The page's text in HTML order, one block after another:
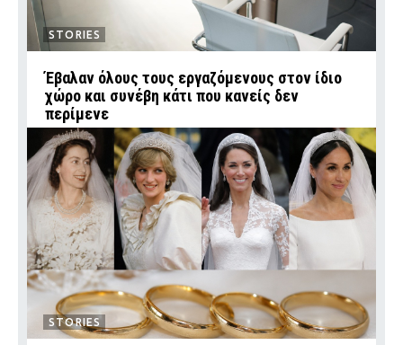
STORIES
Έβαλαν όλους τους εργαζόμενους στον ίδιο
χώρο και συνέβη κάτι που κανείς δεν
περίμενε
STORIES